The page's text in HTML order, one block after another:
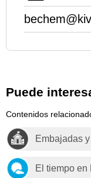
Puede
Contenidos
Embajadas
El tiempo en